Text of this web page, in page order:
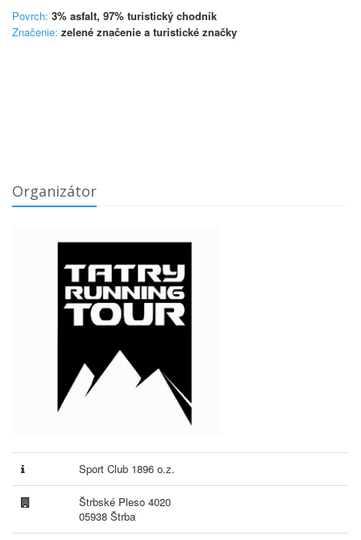
Povrch: 3% asfalt, 97% turistický chodník
Značenie: zelené značenie a turistické značky
Organizátor
Sport Club 1896 o.z.
Štrbské Pleso 4020
05938 Štrba